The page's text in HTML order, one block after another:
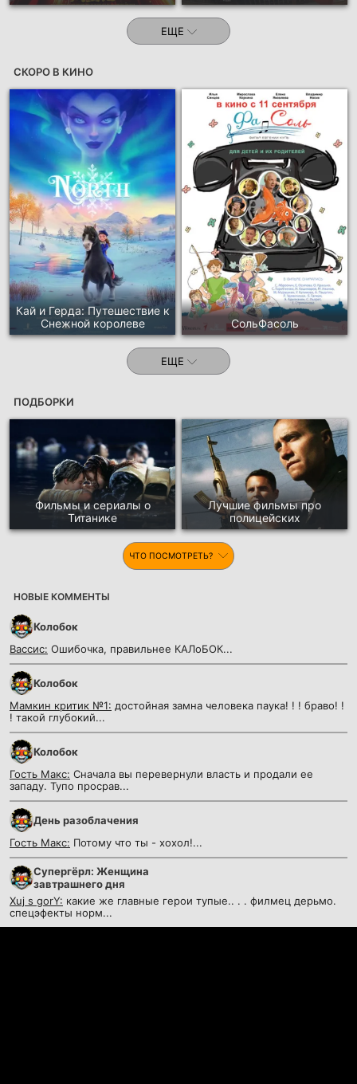
ЕЩЕ
СКОРО В КИНО
Кай и Герда: Путешествие к
Снежной королеве
СольФасоль
ЕЩЕ
ПОДБОРКИ
Фильмы и сериалы о
Титанике
Лучшие фильмы про
полицейских
ЧТО ПОСМОТРЕТЬ?
НОВЫЕ КОММЕНТЫ
Колобок
Вассис: Ошибочка, правильнее КАЛоБОК...
Колобок
Мамкин критик №1: достойная замна человека паука! ! ! браво! !
! такой глубокий...
Колобок
Гость Макс: Сначала вы перевернули власть и продали ее
западу. Тупо просрав...
День разоблачения
Гость Макс: Потому что ты - хохол!...
Супергёрл: Женщина
завтрашнего дня
Xuj s gorY: какие же главные герои тупые.. . . филмец дерьмо.
спецэфекты норм...